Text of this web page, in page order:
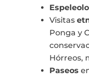
Visitas
Ponga y
Hórreos,
Paseos